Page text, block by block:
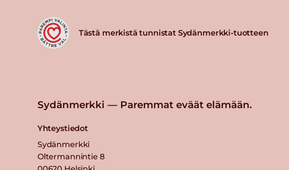
Tästä merkistä tunnistat Sydänmerkki-tuotteen
Sydänmerkki — Paremmat eväät elämään.
Yhteystiedot
Sydänmerkki
Oltermannintie 8